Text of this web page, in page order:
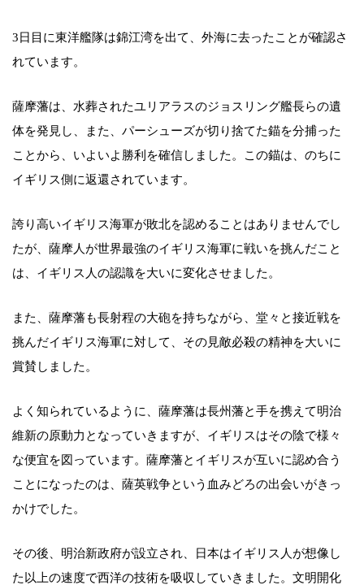
3日目に東洋艦隊は錦江湾を出て、外海に去ったことが確認さ
れています。
薩摩藩は、水葬されたユリアラスのジョスリング艦長らの遺
体を発見し、また、パーシューズが切り捨てた錨を分捕った
ことから、いよいよ勝利を確信しました。この錨は、のちに
イギリス側に返還されています。
誇り高いイギリス海軍が敗北を認めることはありませんでし
たが、薩摩人が世界最強のイギリス海軍に戦いを挑んだこと
は、イギリス人の認識を大いに変化させました。
また、薩摩藩も長射程の大砲を持ちながら、堂々と接近戦を
挑んだイギリス海軍に対して、その見敵必殺の精神を大いに
賞賛しました。
よく知られているように、薩摩藩は長州藩と手を携えて明治
維新の原動力となっていきますが、イギリスはその陰で様々
な便宜を図っています。薩摩藩とイギリスが互いに認め合う
ことになったのは、薩英戦争という血みどろの出会いがきっ
かけでした。
その後、明治新政府が設立され、日本はイギリス人が想像し
た以上の速度で西洋の技術を吸収していきました。文明開化